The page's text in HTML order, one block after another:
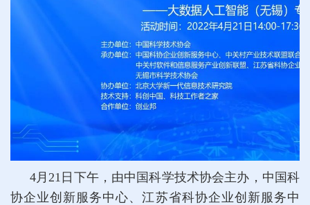
4月21日下午，由中国科学技术协会主办，中国科
协企业创新服务中心、江苏省科协企业创新服务中